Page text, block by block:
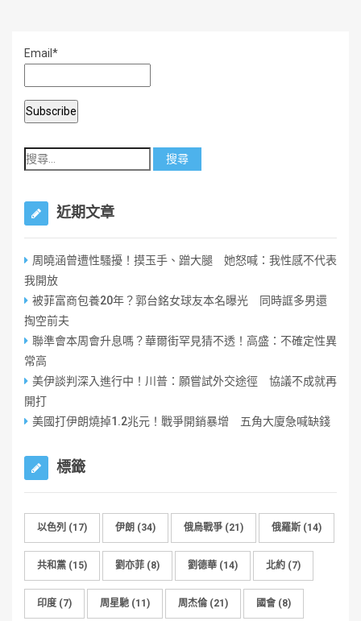
k
Email*
近期文章
周曉涵曾遭性騷擾！摸玉手、蹭大腿 她怒喊：我性感不代表
我開放
被菲富商包養20年？郭台銘女球友本名曝光 同時誆多男還
掏空前夫
聯準會本周會升息嗎？華爾街罕見猜不透！高盛：不確定性異
常高
美伊談判深入進行中！川普：願嘗試外交途徑 協議不成就再
開打
美國打伊朗燒掉1.2兆元！戰爭開銷暴增 五角大廈急喊缺錢
標籤
以色列 (17) 伊朗 (34) 俄烏戰爭 (21) 俄羅斯 (14)
共和黨 (15) 劉亦菲 (8) 劉德華 (14) 北約 (7)
印度 (7) 周星馳 (11) 周杰倫 (21) 國會 (8)